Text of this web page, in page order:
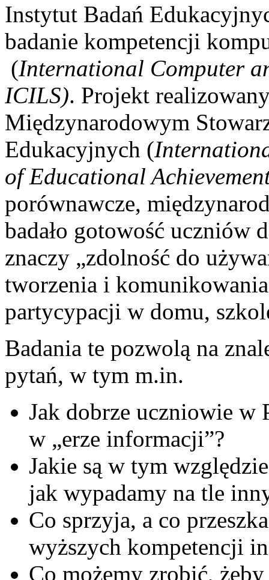
Instytut Badań
badanie kompetencji
(International Computer
ICILS). Projekt
Międzynarodowym
Edukacyjnych (
of Educational
porównawcze,
badało gotowość uczniów
znaczy „zdolność do
tworzenia i
partycypacji w domu,
Badania te pozwolą na
pytań, w tym m.in.
Jak dobrze uczniowie w
w „erze informacji”?
Jakie są w tym
jak wypadamy na tle
Co sprzyja, a co
wyższych kompetencji
Co możemy zrobić,